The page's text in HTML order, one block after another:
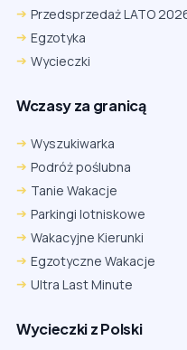
Przedsprzedaż LATO
Egzotyka
Wycieczki
Wczasy za granicą
Wyszukiwarka
Podróż poślubna
Tanie Wakacje
Parkingi lotniskowe
Wakacyjne Kierunki
Egzotyczne Wakacje
Ultra Last Minute
Wycieczki z Polski